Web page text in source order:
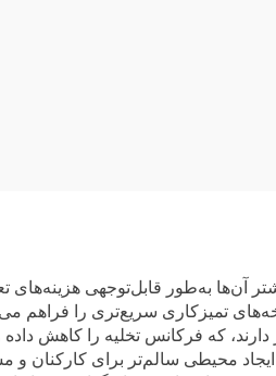
آن‌ها به‌طور قابل‌توجهی هزینه‌های
تمیزکاری سریع‌تری را فراهم
که فرکانس تخلیه را کاهش
محیطی سالم‌تر برای کارکنان و